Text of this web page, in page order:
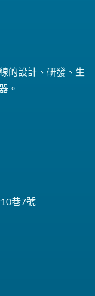
的設計、研發、生
。
巷7號